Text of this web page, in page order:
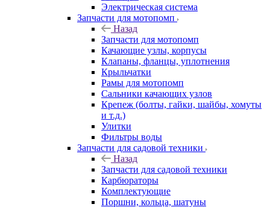
Электрическая система
Запчасти для мотопомп
Назад
Запчасти для мотопомп
Качающие узлы, корпусы
Клапаны, фланцы, уплотнения
Крыльчатки
Рамы для мотопомп
Сальники качающих узлов
Крепеж (болты, гайки, шайбы, хомуты
и т.д.)
Улитки
Фильтры воды
Запчасти для садовой техники
Назад
Запчасти для садовой техники
Карбюраторы
Комплектующие
Поршни, кольца, шатуны